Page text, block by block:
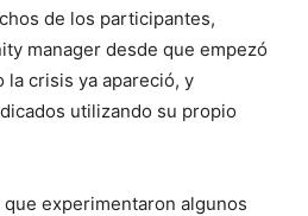
de los participantes,
manager desde que empezó
la crisis ya apareció, y
utilizando su propio
que experimentaron algunos